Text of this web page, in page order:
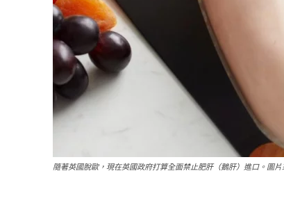
隨著英國脫歐，現在英國政府打算全面禁止肥肝（鵝肝）進口。圖